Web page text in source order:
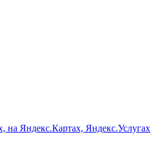
на Яндекс.Картах, Яндекс.Услугах